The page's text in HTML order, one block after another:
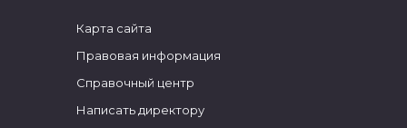
Карта сайта
Правовая информация
Справочный центр
Написать директору